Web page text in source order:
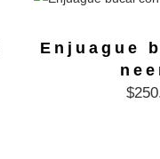
Enjuague
$